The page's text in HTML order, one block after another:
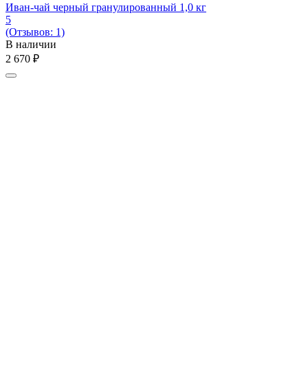
Иван-чай черный гранулированный 1,0 кг
5
(Отзывов: 1)
В наличии
2 670 ₽